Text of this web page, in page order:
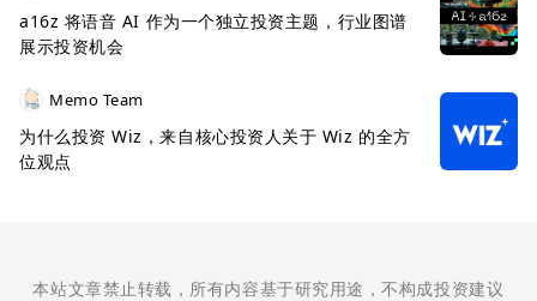
a16z 将语音 AI 作为一个独立投资主题，行业图谱
展示投资机会
Memo Team
为什么投资 Wiz，来自核心投资人关于 Wiz 的全方
位观点
本站文章禁止转载，所有内容基于研究用途，不构成投资建议